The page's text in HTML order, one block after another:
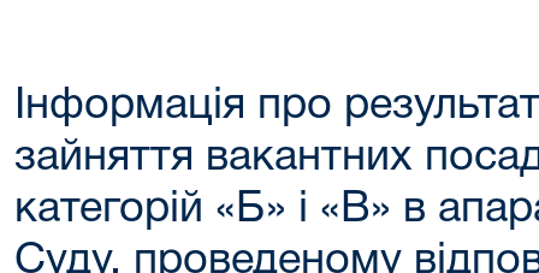
Інформація про
зайняття вакантних
категорій «Б» і «В» в
Суду, проведеному